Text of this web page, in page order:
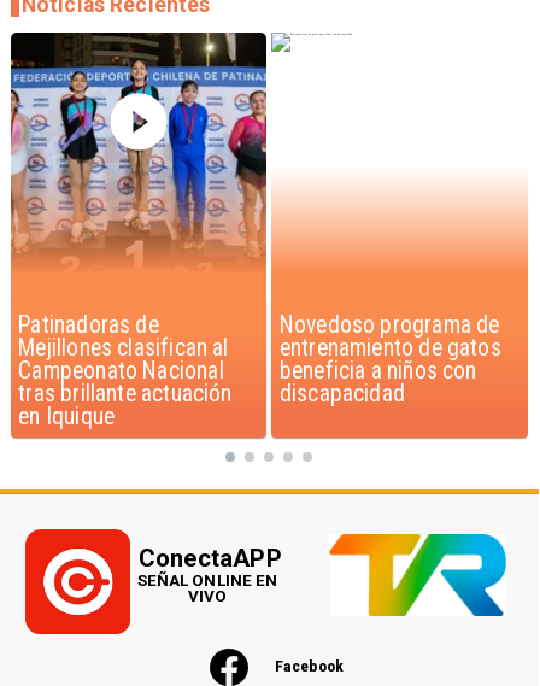
Novedoso programa de
entrenamiento de gatos
beneficia a niños con
discapacidad
Alarmante hábito en
jóvenes de 13 a 15 años
según encuesta del
Minsal
Noticias Recientes
Facebook
ConectaAPP
SEÑAL ONLINE EN
VIVO